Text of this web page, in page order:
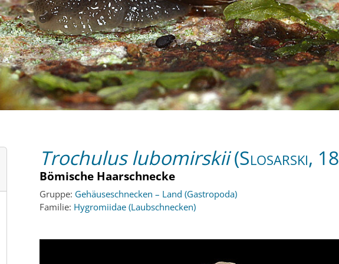
Trochulus lubomirskii(Slosarski,
Bömische Haarschnecke
Gruppe: Gehäuseschnecken – Land (Gastropoda)
Familie: Hygromiidae (Laubschnecken)